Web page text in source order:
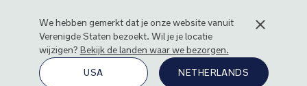
We hebben gemerkt dat je onze website vanuit
Verenigde Staten bezoekt. Wil je je locatie
wijzigen? Bekijk de landen waar we bezorgen.
USA
NETHERLANDS